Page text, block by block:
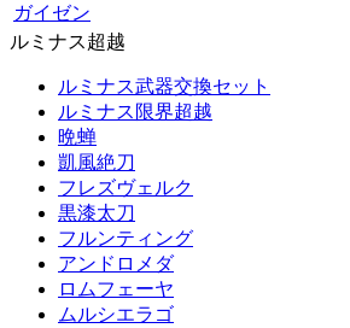
ガイゼン
ルミナス超越
ルミナス武器交換セット
ルミナス限界超越
晩蝉
凱風絶刀
フレズヴェルク
黒漆太刀
フルンティング
アンドロメダ
ロムフェーヤ
ムルシエラゴ